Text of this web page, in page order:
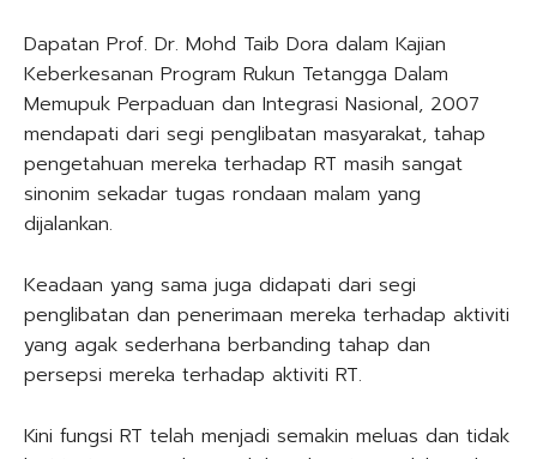
Dapatan Prof. Dr. Mohd Taib Dora dalam Kajian
Keberkesanan Program Rukun Tetangga Dalam
Memupuk Perpaduan dan Integrasi Nasional, 2007
mendapati dari segi penglibatan masyarakat, tahap
pengetahuan mereka terhadap RT masih sangat
sinonim sekadar tugas rondaan malam yang
dijalankan.
Keadaan yang sama juga didapati dari segi
penglibatan dan penerimaan mereka terhadap aktiviti
yang agak sederhana berbanding tahap dan
persepsi mereka terhadap aktiviti RT.
Kini fungsi RT telah menjadi semakin meluas dan tidak